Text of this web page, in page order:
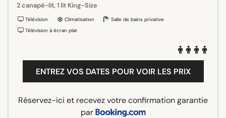
2 canapé-lit, 1 lit King-Size
Télévision Climatisation
Salle de bains privative
Télévision à écran plat
ENTREZ VOS DATES POUR VOIR LES PRIX
Réservez-ici et recevez votre confirmation garantie
par